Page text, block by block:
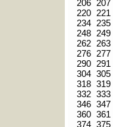
206 207
220
221
234
235
248
249
262
263
276
277
290
291
304 305
318 319
332 333
346 347
360 361
374 375